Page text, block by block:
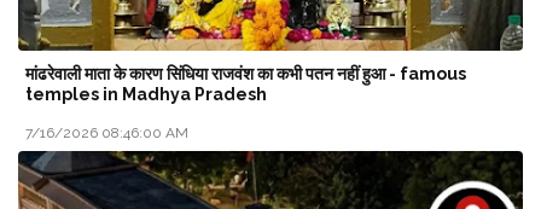
मांढरेवाली माता के कारण सिंधिया राजवंश का कभी पतन नहीं हुआ - famous
temples in Madhya Pradesh
7/16/2026 08:46:00 AM